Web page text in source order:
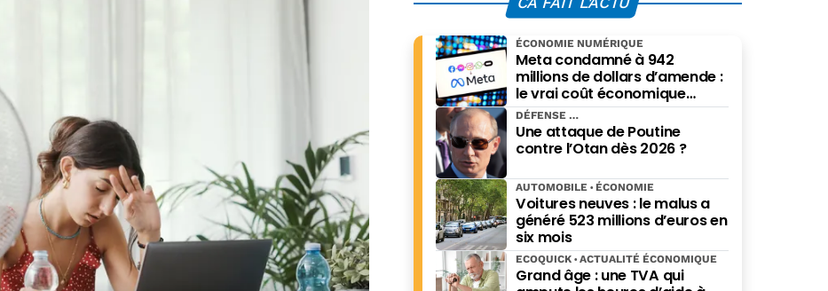
Meta condamné à 942
millions de dollars d’amende :
le vrai coût économique
imposé par le Nouveau-
Mexique
ÉCONOMIE NUMÉRIQUE
Une attaque de Poutine
contre l’Otan dès 2026 ?
DÉFENSE
Voitures neuves : le malus a
généré 523 millions d’euros en
six mois
AUTOMOBILE ÉCONOMIE
Grand âge : une TVA qui
ECOQUICK ACTUALITÉ ÉCONOMIQUE